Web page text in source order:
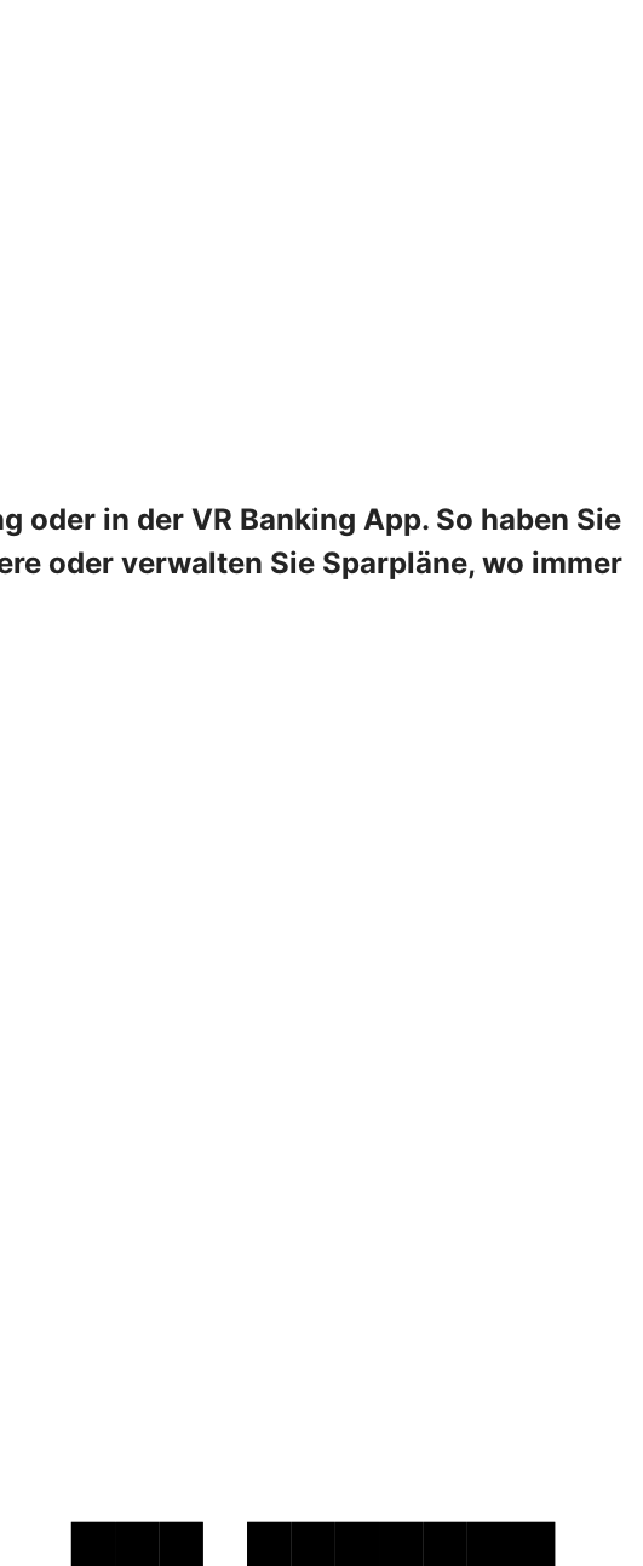
oder in der VR Banking App. So haben Sie
oder verwalten Sie Sparpläne, wo immer